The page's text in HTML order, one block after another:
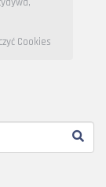
Cookies